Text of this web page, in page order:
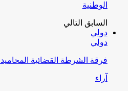
الوطنية
السابق التالي
دولي
دولي
فرقة الشرطة القضائية
آراء